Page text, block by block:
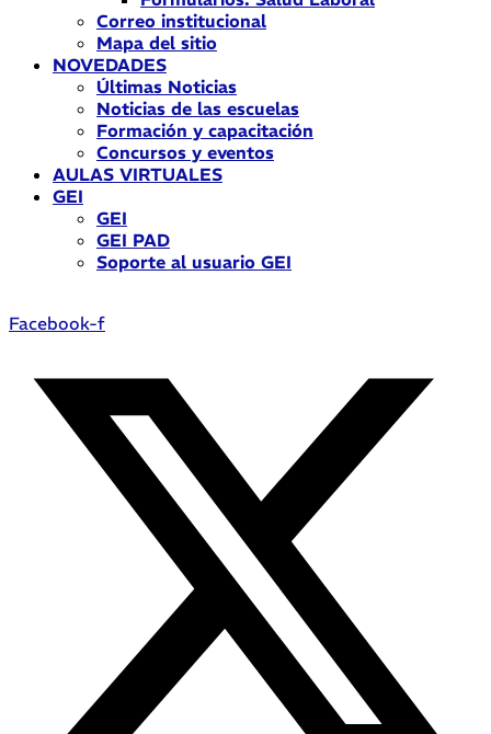
Correo institucional
Mapa del sitio
NOVEDADES
Últimas Noticias
Noticias de las escuelas
Formación y capacitación
Concursos y eventos
AULAS VIRTUALES
GEI
GEI
GEI PAD
Soporte al usuario GEI
Facebook-f